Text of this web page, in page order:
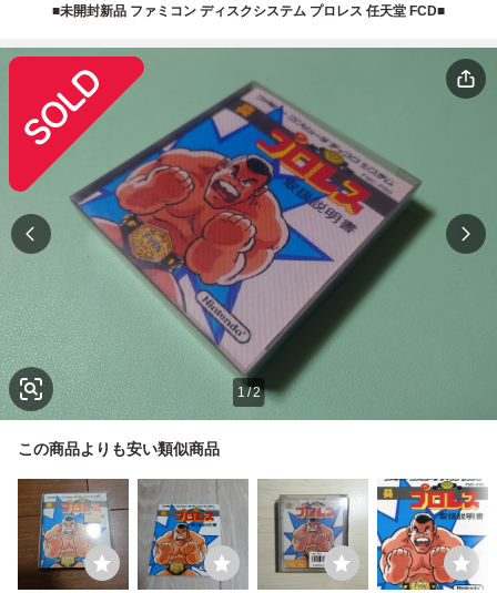
■未開封新品 ファミコン ディスクシステム プロレス 任天堂 FCD■
1 /2
この商品よりも安い類似商品